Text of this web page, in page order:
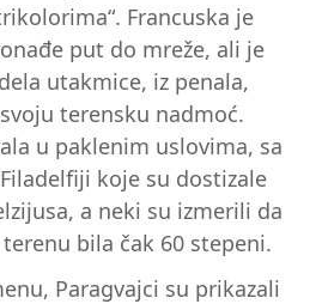
Francuska je
put do mreže, ali je
utakmice, iz penala,
terensku nadmoć.
u paklenim uslovima, sa
koje su dostizale
a neki su izmerili da
bila čak 60 stepeni.
Paragvajci su prikazali